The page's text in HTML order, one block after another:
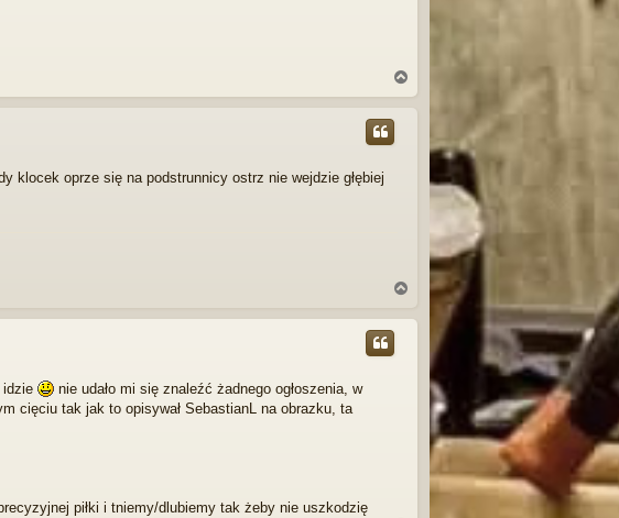
a
g
klocek oprze się na podstrunnicy ostrz nie wejdzie głębiej
g
idzie
nie udało mi się znaleźć żadnego ogłoszenia, w
cięciu tak jak to opisywał SebastianL na obrazku, ta
piłki i tniemy/dlubiemy tak żeby nie uszkodzię